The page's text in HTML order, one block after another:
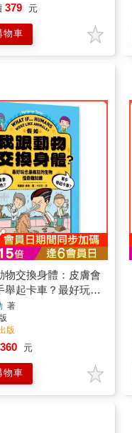
379 元
物車
物交換身體：皮膚會
舉起卡車？最好玩也
怪奇趣知識
著
版
360 元
物車